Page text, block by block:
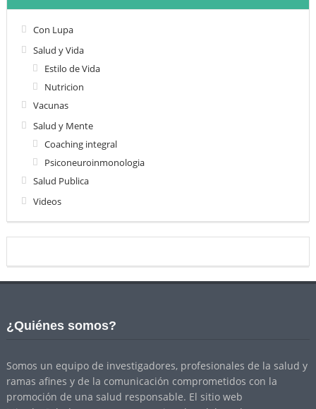
Con Lupa
Salud y Vida
Estilo de Vida
Nutricion
Vacunas
Salud y Mente
Coaching integral
Psiconeuroinmonologia
Salud Publica
Videos
¿Quiénes somos?
Somos un equipo de investigadores, profesionales de la salud y
ramas afines y de la comunicación comprometidos con la
promoción de una salud responsable. El sitio web